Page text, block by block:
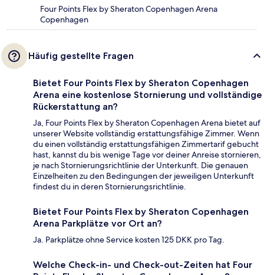
Four Points Flex by Sheraton Copenhagen Arena
Copenhagen
Häufig gestellte Fragen
Bietet Four Points Flex by Sheraton Copenhagen
Arena eine kostenlose Stornierung und vollständige
Rückerstattung an?
Ja, Four Points Flex by Sheraton Copenhagen Arena bietet auf
unserer Website vollständig erstattungsfähige Zimmer. Wenn
du einen vollständig erstattungsfähigen Zimmertarif gebucht
hast, kannst du bis wenige Tage vor deiner Anreise stornieren,
je nach Stornierungsrichtlinie der Unterkunft. Die genauen
Einzelheiten zu den Bedingungen der jeweiligen Unterkunft
findest du in deren Stornierungsrichtlinie.
Bietet Four Points Flex by Sheraton Copenhagen
Arena Parkplätze vor Ort an?
Ja. Parkplätze ohne Service kosten 125 DKK pro Tag.
Welche Check-in- und Check-out-Zeiten hat Four